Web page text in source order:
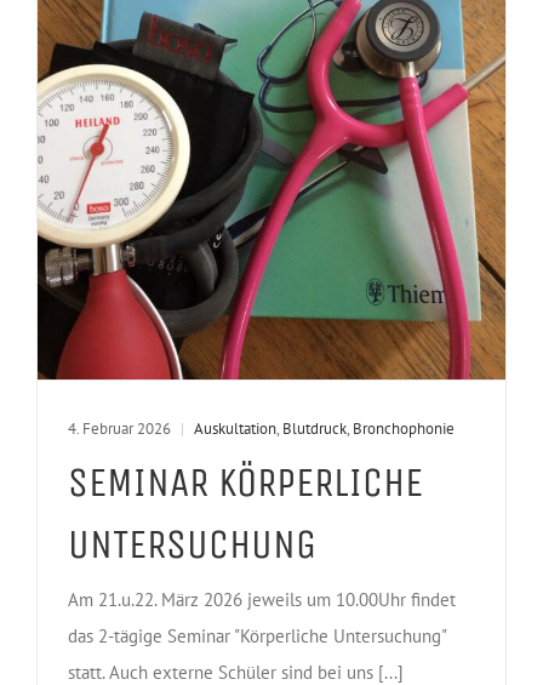
4. Februar 2026 | Auskultation, Blutdruck, Bronchophonie
SEMINAR KÖRPERLICHE
UNTERSUCHUNG
Am 21.u.22. März 2026 jeweils um 10.00Uhr findet
das 2-tägige Seminar "Körperliche Untersuchung"
statt. Auch externe Schüler sind bei uns [...]